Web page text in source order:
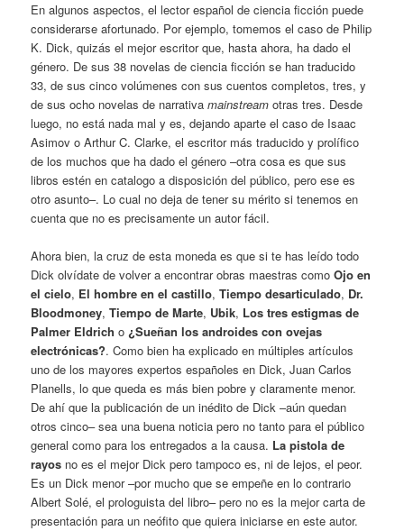
En algunos aspectos, el lector español de ciencia ficción puede
considerarse afortunado. Por ejemplo, tomemos el caso de Philip
K. Dick, quizás el mejor escritor que, hasta ahora, ha dado el
género. De sus 38 novelas de ciencia ficción se han traducido
33, de sus cinco volúmenes con sus cuentos completos, tres, y
de sus ocho novelas de narrativamainstream otras tres. Desde
luego, no está nada mal y es, dejando aparte el caso de Isaac
Asimov o Arthur C. Clarke, el escritor más traducido y prolífico
de los muchos que ha dado el género –otra cosa es que sus
libros estén en catalogo a disposición del público, pero ese es
otro asunto–. Lo cual no deja de tener su mérito si tenemos en
cuenta que no es precisamente un autor fácil.
Ahora bien, la cruz de esta moneda es que si te has leído todo
Dick olvídate de volver a encontrar obras maestras comoOjo en
el cielo, El hombre en el castillo,Tiempo desarticulado, Dr.
Bloodmoney,Tiempo de Marte, Ubik, Los tres estigmas de
Palmer Eldrich o¿Sueñan los androides con ovejas
electrónicas?. Como bien ha explicado en múltiples artículos
uno de los mayores expertos españoles en Dick, Juan Carlos
Planells, lo que queda es más bien pobre y claramente menor.
De ahí que la publicación de un inédito de Dick –aún quedan
otros cinco– sea una buena noticia pero no tanto para el público
general como para los entregados a la causa. La pistola de
rayos no es el mejor Dick pero tampoco es, ni de lejos, el peor.
Es un Dick menor –por mucho que se empeñe en lo contrario
Albert Solé, el prologuista del libro– pero no es la mejor carta de
presentación para un neófito que quiera iniciarse en este autor.